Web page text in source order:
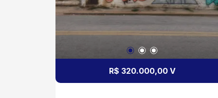
R$ 320.000,00 V